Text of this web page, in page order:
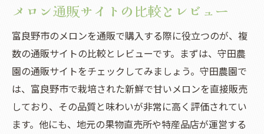
メロン通販サイトの比較とレビュー
富良野市のメロンを通販で購入する際に役立つのが、複
数の通販サイトの比較とレビューです。まずは、守田農
園の通販サイトをチェックしてみましょう。守田農園で
は、富良野市で栽培された新鮮で甘いメロンを直接販売
しており、その品質と味わいが非常に高く評価されてい
ます。他にも、地元の果物直売所や特産品店が運営する